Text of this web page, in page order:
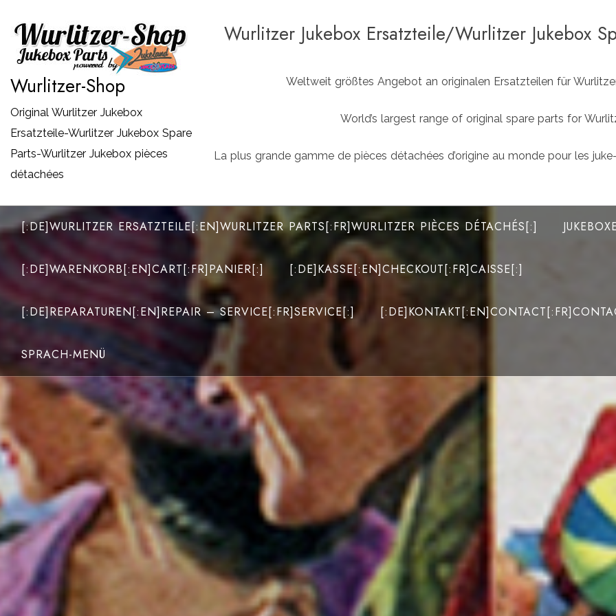
Inhalt
springen
Wurlitzer-Shop
Original Wurlitzer Jukebox
Ersatzteile-Wurlitzer Jukebox Spare
Parts-Wurlitzer Jukebox pièces
détachées
Wurlitzer Jukebox Ersatzteile/Wurlitzer Jukebox
Weltweit größtes Angebot an originalen Ersatzteilen für
World’s largest range of original spare parts for
La plus grande gamme de pièces détachées d’origine au monde pour les
[:DE]WURLITZER ERSATZTEILE[:EN]WURLITZER PARTS[:FR]WURLITZER PIÈCES DÉTACHÉS[:]
[:DE]WARENKORB[:EN]CART[:FR]PANIER[:] [:DE]KASSE[:EN]CHECKOUT[:FR]CAISSE[:]
[:DE]REPARATUREN[:EN]REPAIR – SERVICE[:FR]SERVICE[:]
SPRACH-MENÜ